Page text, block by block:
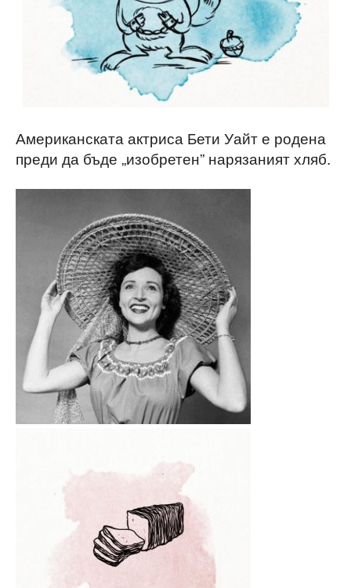
Американската актриса Бети Уайт е родена
преди да бъде „изобретен” нарязаният хляб.